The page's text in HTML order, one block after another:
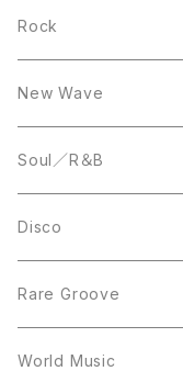
10inch
LP
12inch
LP
Rock
12inch
LP
New Wave
12inch
LP
Soul／R＆B
LP
12inch
Disco
7inch
12inch
Rare Groove
12inch
World Music